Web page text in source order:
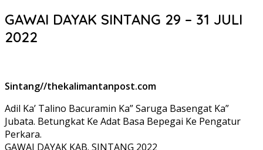
GAWAI DAYAK SINTANG 29 – 31 JULI
2022
Sintang//thekalimantanpost.com
Adil Ka’ Talino Bacuramin Ka” Saruga Basengat Ka”
Jubata. Betungkat Ke Adat Basa Bepegai Ke Pengatur
Perkara.
GAWAI DAYAK KAB. SINTANG 2022